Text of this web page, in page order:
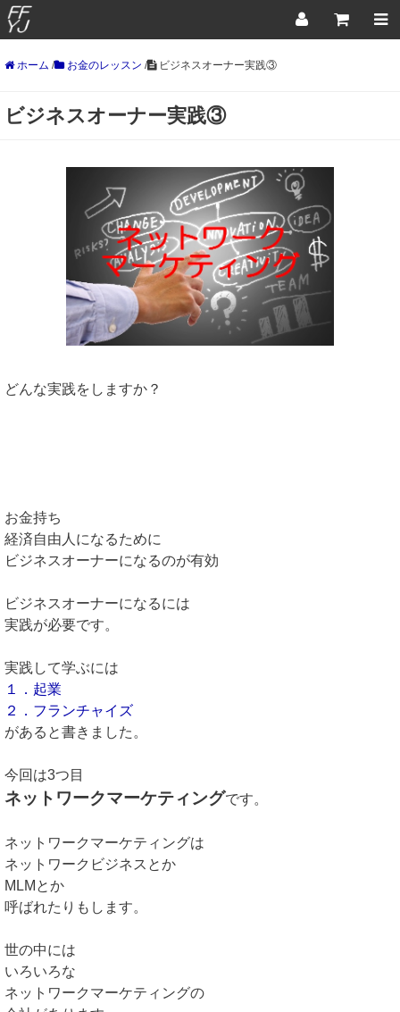
ホーム / お金のレッスン / ビジネスオーナー実践③
ビジネスオーナー実践③
どんな実践をしますか？
お金持ち
経済自由人になるために
ビジネスオーナーになるのが有効
ビジネスオーナーになるには
実践が必要です。
実践して学ぶには
１．起業
２．フランチャイズ
があると書きました。
今回は3つ目
ネットワークマーケティングです。
ネットワークマーケティングは
ネットワークビジネスとか
MLMとか
呼ばれたりもします。
世の中には
いろいろな
ネットワークマーケティングの